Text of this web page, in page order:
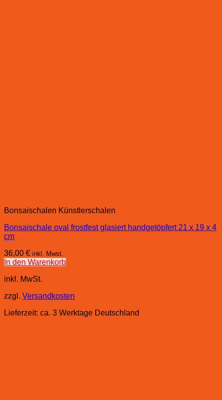
Bonsaischalen Künstlerschalen
Bonsaischale oval frostfest glasiert handgetöpfert 21 x 19 x 4
cm
36,00 € inkl. Mwst.
In den Warenkorb
inkl. MwSt.
zzgl. Versandkosten
Lieferzeit: ca. 3 Werktage Deutschland